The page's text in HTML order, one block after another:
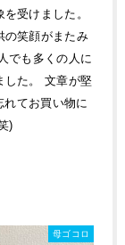
受けました。
の笑顔がまたみ
でも多くの人に
した。 文章が堅
てお買い物に
)
母ゴコロ